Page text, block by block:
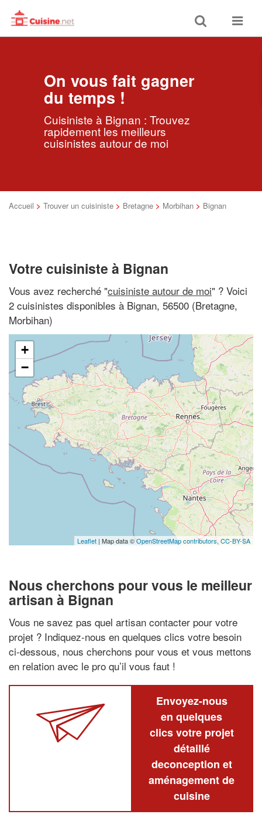
Toggle
search
Toggle
On vous fait gagner
du temps !
Cuisiniste à Bignan : Trouvez
rapidement les meilleurs
cuisinistes autour de moi
Accueil > Trouver un cuisiniste > Bretagne > Morbihan > Bignan
Votre cuisiniste à Bignan
Vous avez recherché "cuisiniste autour de moi" ? Voici
2 cuisinistes disponibles à Bignan, 56500 (Bretagne,
Morbihan)
+
−
Leaflet | Map data ©OpenStreetMap contributors, CC-BY-SA
Nous cherchons pour vous le meilleur
artisan à Bignan
Vous ne savez pas quel artisan contacter pour votre
projet ? Indiquez-nous en quelques clics votre besoin
ci-dessous, nous cherchons pour vous et vous mettons
en relation avec le pro qu’il vous faut !
Envoyez-nous
en quelques
clics votre projet
détaillé
deconception et
aménagement de
cuisine